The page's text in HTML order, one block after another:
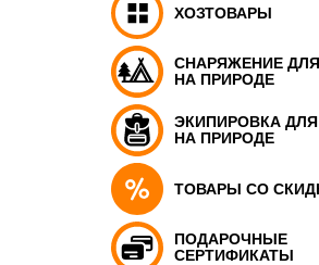
ХОЗТОВАРЫ
СНАРЯЖЕНИЕ
НА ПРИРОДЕ
ЭКИПИРОВКА
НА ПРИРОДЕ
ТОВАРЫ СО
ПОДАРОЧНЫЕ
СЕРТИФИКАТЫ